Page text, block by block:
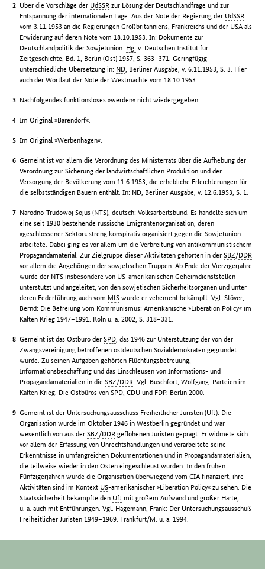
Über die Vorschläge der UdSSR zur Lösung der Deutschlandfrage und zur
Entspannung der internationalen Lage. Aus der Note der Regierung der UdSSR
vom 3.11.1953 an die Regierungen Großbritanniens, Frankreichs und der USA als
Erwiderung auf deren Note vom 18.10.1953. In: Dokumente zur
Deutschlandpolitik der Sowjetunion. Hg. v. Deutschen Institut für
Zeitgeschichte, Bd. 1, Berlin (Ost) 1957, S. 363–371. Geringfügig
unterschiedliche Übersetzung in: ND, Berliner Ausgabe, v. 6.11.1953, S. 3. Hier
auch der Wortlaut der Note der Westmächte vom 18.10.1953.
Nachfolgendes funktionsloses »werden« nicht wiedergegeben.
Im Original »Bärendorf«.
Im Original »Werbenhagen«.
Gemeint ist vor allem die Verordnung des Ministerrats über die Aufhebung der
Verordnung zur Sicherung der landwirtschaftlichen Produktion und der
Versorgung der Bevölkerung vom 11.6.1953, die erhebliche Erleichterungen für
die selbstständigen Bauern enthält. In: ND, Berliner Ausgabe, v. 12.6.1953, S. 1.
Narodno-Trudowoj Sojus (NTS), deutsch: Volksarbeitsbund. Es handelte sich um
eine seit 1930 bestehende russische Emigrantenorganisation, deren
»geschlossener Sektor« streng konspirativ organisiert gegen die Sowjetunion
arbeitete. Dabei ging es vor allem um die Verbreitung von antikommunistischem
Propagandamaterial. Zur Zielgruppe dieser Aktivitäten gehörten in derSBZ/DDR
vor allem die Angehörigen der sowjetischen Truppen. Ab Ende der Vierzigerjahre
wurde der NTS insbesondere von US-amerikanischen Geheimdienststellen
unterstützt und angeleitet, von den sowjetischen Sicherheitsorganen und unter
deren Federführung auch vom MfS wurde er vehement bekämpft. Vgl. Stöver,
Bernd: Die Befreiung vom Kommunismus: Amerikanische »Liberation Policy« im
Kalten Krieg 1947–1991. Köln u. a. 2002, S. 318–331.
Gemeint ist das Ostbüro derSPD, das 1946 zur Unterstützung der von der
Zwangsvereinigung betroffenen ostdeutschen Sozialdemokraten gegründet
wurde. Zu seinen Aufgaben gehörten Flüchtlingsbetreuung,
Informationsbeschaffung und das Einschleusen von Informations- und
Propagandamaterialien in dieSBZ/DDR. Vgl. Buschfort, Wolfgang: Parteien im
Kalten Krieg. Die Ostbüros vonSPD,CDU und FDP. Berlin 2000.
Gemeint ist der Untersuchungsausschuss Freiheitlicher Juristen (UfJ). Die
Organisation wurde im Oktober 1946 in Westberlin gegründet und war
wesentlich von aus derSBZ/DDR geflohenen Juristen geprägt. Er widmete sich
vor allem der Erfassung von Unrechtshandlungen und verarbeitete seine
Erkenntnisse in umfangreichen Dokumentationen und in Propagandamaterialien,
die teilweise wieder in den Osten eingeschleust wurden. In den frühen
Fünfzigerjahren wurde die Organisation überwiegend vomCIA finanziert, ihre
Aktivitäten sind im Kontext US-amerikanischer »Liberation Policy« zu sehen. Die
Staatssicherheit bekämpfte den UfJ mit großem Aufwand und großer Härte,
u. a. auch mit Entführungen. Vgl. Hagemann, Frank: Der Untersuchungsausschuß
Freiheitlicher Juristen 1949–1969. Frankfurt/M. u. a. 1994.